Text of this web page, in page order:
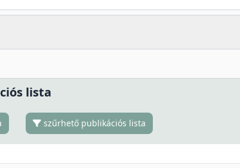
lista
szűrhető publikációs lista